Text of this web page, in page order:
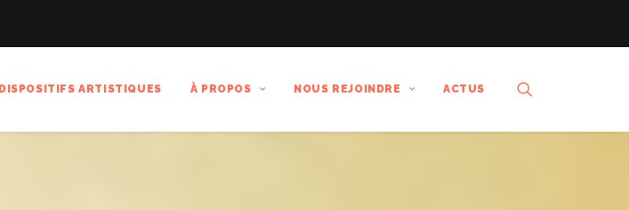
DISPOSITIFS ARTISTIQUES À PROPOS NOUS REJOINDRE ACTUS